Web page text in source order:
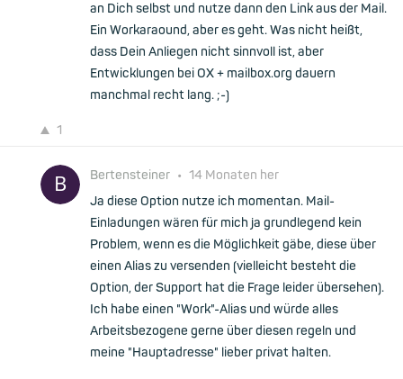
an Dich selbst und nutze dann den Link aus der Mail.
Ein Workaraound, aber es geht. Was nicht heißt,
dass Dein Anliegen nicht sinnvoll ist, aber
Entwicklungen bei OX + mailbox.org dauern
manchmal recht lang. ;-)
1
Bertensteiner • 14 Monaten her
Ja diese Option nutze ich momentan. Mail-
Einladungen wären für mich ja grundlegend kein
Problem, wenn es die Möglichkeit gäbe, diese über
einen Alias zu versenden (vielleicht besteht die
Option, der Support hat die Frage leider übersehen).
Ich habe einen "Work"-Alias und würde alles
Arbeitsbezogene gerne über diesen regeln und
meine "Hauptadresse" lieber privat halten.